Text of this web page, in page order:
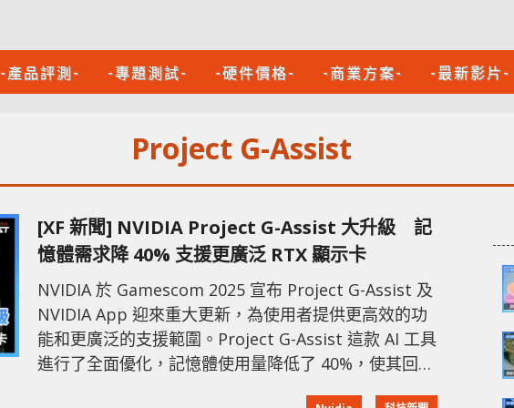
-產品評測- -專題測試- -硬件價格- -商業方案- -最新影片-
Project G-Assist
[XF 新聞] NVIDIA Project G-Assist 大升級 記
憶體需求降 40% 支援更廣泛 RTX 顯示卡
NVIDIA 於 Gamescom 2025 宣布 Project G-Assist 及
NVIDIA App 迎來重大更新，為使用者提供更高效的功
能和更廣泛的支援範圍。Project G-Assist 這款 AI 工具
進行了全面優化，記憶體使用量降低了 40%，使其回應